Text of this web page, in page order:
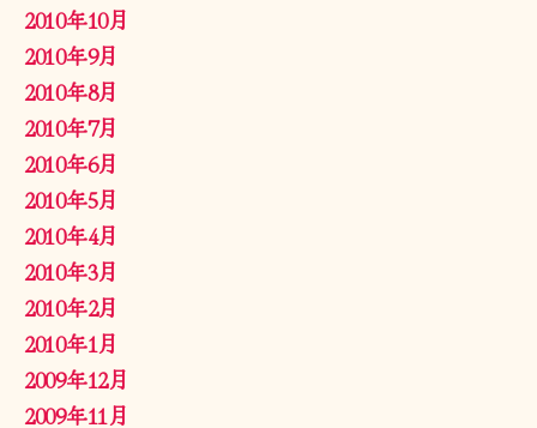
2010年10月
2010年9月
2010年8月
2010年7月
2010年6月
2010年5月
2010年4月
2010年3月
2010年2月
2010年1月
2009年12月
2009年11月